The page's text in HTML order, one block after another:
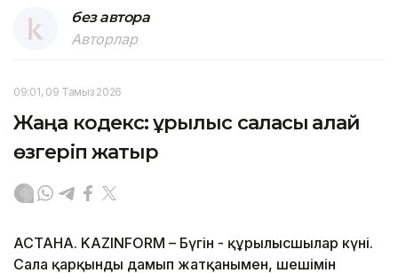
без автора
Авторлар
09:01, 09 Тамыз 2026
Жаңа кодекс: құрылыс саласы қалай
өзгеріп жатыр
АСТАНА. KAZINFORM – Бүгін - құрылысшылар күні.
Сала қарқынды дамып жатқанымен, шешімін